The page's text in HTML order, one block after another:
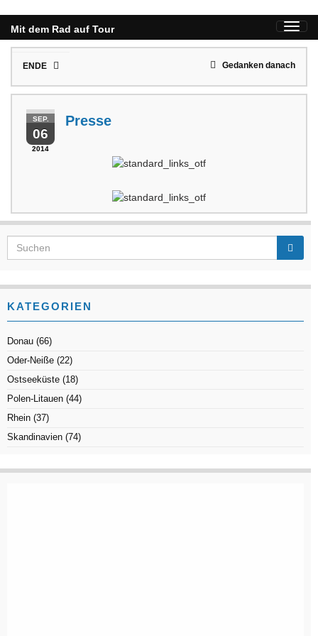
Mit dem Rad auf Tour
Gedanken danach
ENDE
SEP.
06
2014
Presse
KATEGORIEN
Donau (66)
Oder-Neiße (22)
Ostseeküste (18)
Polen-Litauen (44)
Rhein (37)
Skandinavien (74)